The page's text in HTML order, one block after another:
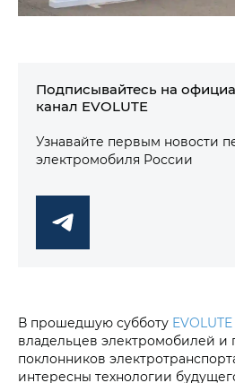
Подписывайтесь на
канал EVOLUTE
Узнавайте первым новости
электромобиля России
В прошедшую субботу
владельцев электромобилей и
поклонников
интересны технологии